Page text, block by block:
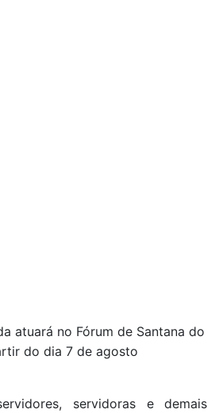
atuará no Fórum de Santana do
do dia 7 de agosto
servidoras e demais